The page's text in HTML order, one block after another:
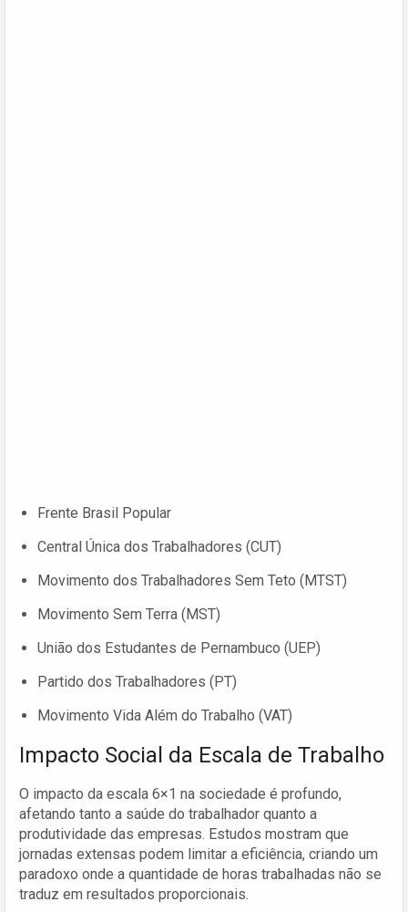
Frente Brasil Popular
Central Única dos Trabalhadores (CUT)
Movimento dos Trabalhadores Sem Teto (MTST)
Movimento Sem Terra (MST)
União dos Estudantes de Pernambuco (UEP)
Partido dos Trabalhadores (PT)
Movimento Vida Além do Trabalho (VAT)
Impacto Social da Escala de Trabalho
O impacto da escala 6×1 na sociedade é profundo,
afetando tanto a saúde do trabalhador quanto a
produtividade das empresas. Estudos mostram que
jornadas extensas podem limitar a eficiência, criando um
paradoxo onde a quantidade de horas trabalhadas não se
traduz em resultados proporcionais.